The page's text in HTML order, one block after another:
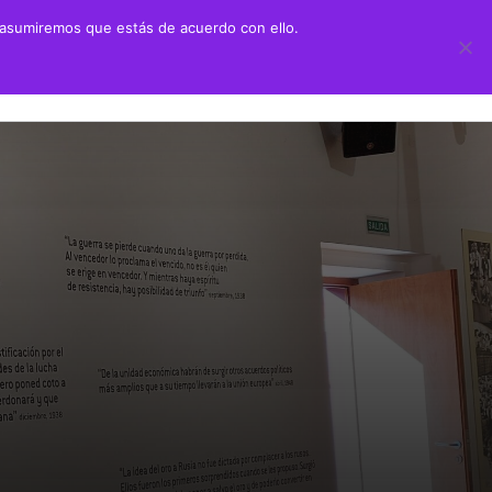
Información institucional
Información sobre la organización
Información económico-financiera
Memorias
que estás de acuerdo con ello.